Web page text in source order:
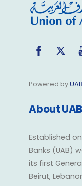
Facebook
Powered by
About UAB
Established
Banks (UAB)
its first
Beirut,